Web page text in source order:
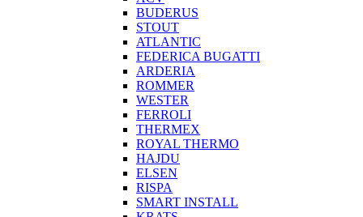
BUDERUS
STOUT
ATLANTIC
FEDERICA BUGATTI
ARDERIA
ROMMER
WESTER
FERROLI
THERMEX
ROYAL THERMO
HAJDU
ELSEN
RISPA
SMART INSTALL